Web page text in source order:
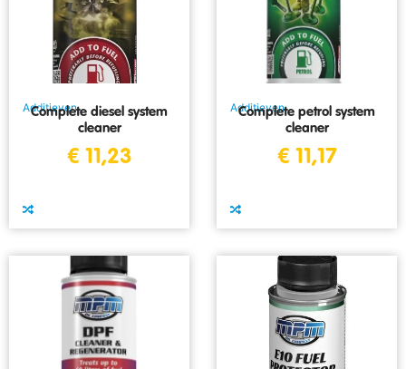
Additieven
Complete diesel system
cleaner
€ 11,23
Additieven
Complete petrol system
cleaner
€ 11,17